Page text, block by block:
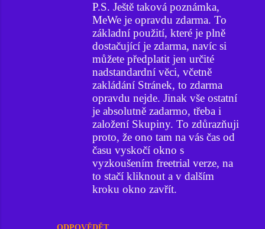
P.S. Ještě taková poznámka,
MeWe je opravdu zdarma. To
základní použití, které je plně
dostačující je zdarma, navíc si
můžete předplatit jen určité
nadstandardní věci, včetně
zakládání Stránek, to zdarma
opravdu nejde. Jinak vše ostatní
je absolutně zadarmo, třeba i
založení Skupiny. To zdůrazňuji
proto, že ono tam na vás čas od
času vyskočí okno s
vyzkoušením freetrial verze, na
to stačí kliknout a v dalším
kroku okno zavřít.